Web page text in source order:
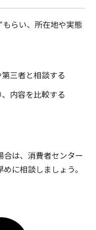
らい、所在地や実態
三者と相談する
内容を比較する
は、消費者センター
に相談しましょう。